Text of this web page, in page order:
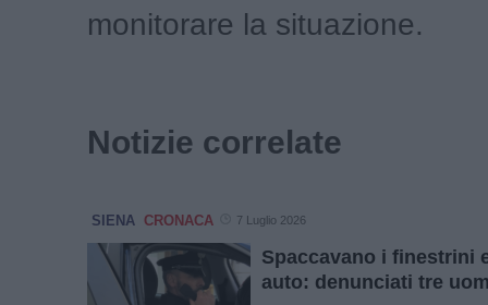
monitorare la situazione.
Notizie correlate
SIENA CRONACA 7 Luglio 2026
Spaccavano i finestrini
auto: denunciati tre